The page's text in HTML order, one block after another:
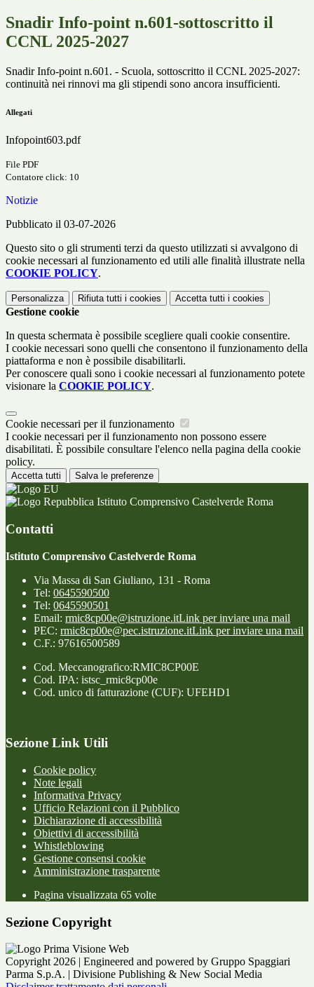
Snadir Info-point n.601-sottoscritto il
CCNL 2025-2027
Snadir Info-point n.601. - Scuola, sottoscritto il CCNL 2025-2027:
continuità nei rinnovi ma gli stipendi sono ancora insufficienti.
Allegati
Infopoint603.pdf
File PDF
Contatore click: 10
Notizie
Pubblicato il 03-07-2026
Questo sito o gli strumenti terzi da questo utilizzati si avvalgono di
cookie necessari al funzionamento ed utili alle finalità illustrate nella
COOKIE POLICY.
Personalizza Rifiuta tutti i cookies Accetta tutti i cookies
Gestione cookie
In questa schermata è possibile scegliere quali cookie consentire.
I cookie necessari sono quelli che consentono il funzionamento della
piattaforma e non è possibile disabilitarli.
Per conoscere quali sono i cookie necessari al funzionamento potete
visionare la COOKIE POLICY.
Cookie necessari per il funzionamento
I cookie necessari per il funzionamento non possono essere
disabilitati. È possibile consultare l'elenco nella pagina della cookie
policy.
Accetta tutti Salva le preferenze
Istituto Comprensivo Castelverde Roma
Contatti
Istituto Comprensivo Castelverde Roma
Via Massa di San Giuliano, 131 - Roma
Tel: 0645590500
Tel: 0645590501
Email: rmic8cp00e@istruzione.itLink per inviare una mail
PEC: rmic8cp00e@pec.istruzione.itLink per inviare una mail
C.F.: 97616500589
Cod. Meccanografico:RMIC8CP00E
Cod. IPA: istsc_rmic8cp00e
Cod. unico di fatturazione (CUF): UFEHD1
Sezione Link Utili
Cookie policy
Note legali
Informativa Privacy
Ufficio Relazioni con il Pubblico
Dichiarazione di accessibilità
Obiettivi di accessibilità
Whistleblowing
Gestione consensi cookie
Amministrazione trasparente
Pagina visualizzata 65 volte
Sezione Copyright
Copyright 2026 | Engineered and powered by Gruppo Spaggiari
Parma S.p.A. | Divisione Publishing & New Social Media